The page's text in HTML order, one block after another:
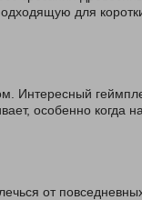
для
Интересный
особенно когда
от